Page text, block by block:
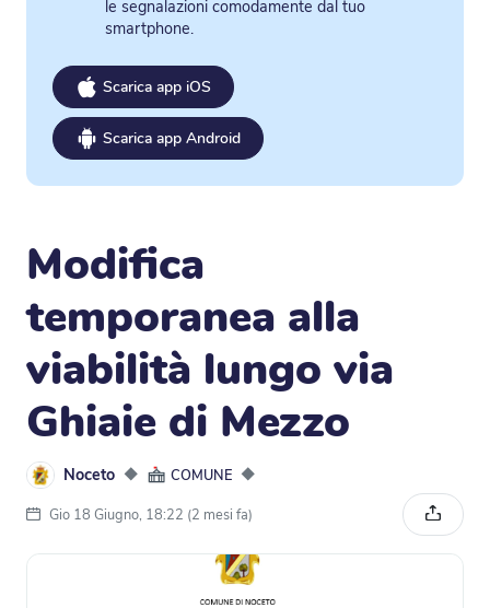
le segnalazioni comodamente dal tuo
smartphone.
Scarica app iOS
Scarica app Android
Modifica
temporanea alla
viabilità lungo via
Ghiaie di Mezzo
Noceto ◆ COMUNE ◆
Gio 18 Giugno, 18:22 (2 mesi fa)